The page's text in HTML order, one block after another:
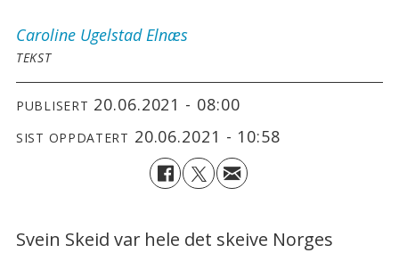
Caroline Ugelstad Elnæs
TEKST
PUBLISERT 20.06.2021 - 08:00
SIST OPPDATERT 20.06.2021 - 10:58
Svein Skeid var hele det skeive Norges